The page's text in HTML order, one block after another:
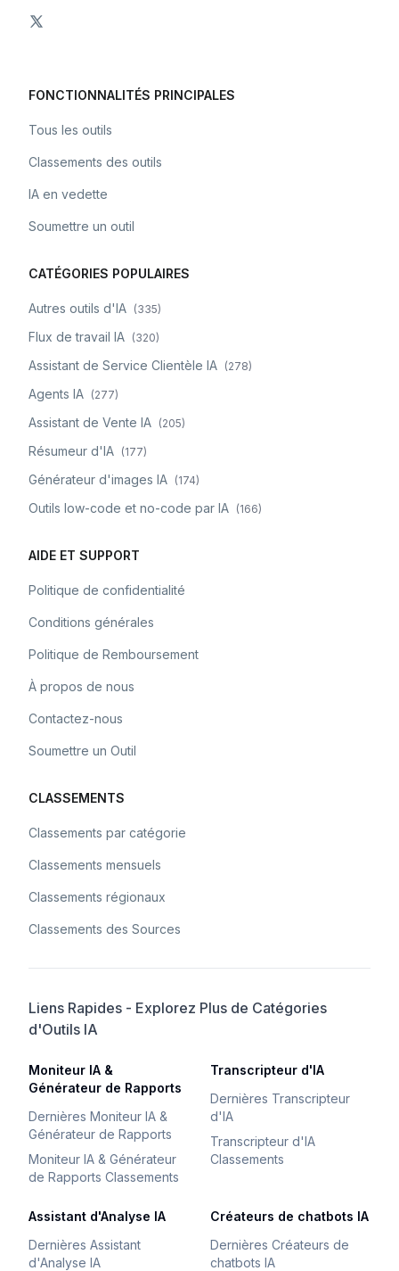
FONCTIONNALITÉS PRINCIPALES
Tous les outils
Classements des outils
IA en vedette
Soumettre un outil
CATÉGORIES POPULAIRES
Autres outils d'IA (335)
Flux de travail IA (320)
Assistant de Service Clientèle IA (278)
Agents IA (277)
Assistant de Vente IA (205)
Résumeur d'IA (177)
Générateur d'images IA (174)
Outils low-code et no-code par IA (166)
AIDE ET SUPPORT
Politique de confidentialité
Conditions générales
Politique de Remboursement
À propos de nous
Contactez-nous
Soumettre un Outil
CLASSEMENTS
Classements par catégorie
Classements mensuels
Classements régionaux
Classements des Sources
Liens Rapides - Explorez Plus de Catégories
d'Outils IA
Moniteur IA &
Générateur de Rapports
Dernières Moniteur IA &
Générateur de Rapports
Moniteur IA & Générateur
de Rapports Classements
Transcripteur d'IA
Dernières Transcripteur
d'IA
Transcripteur d'IA
Classements
Assistant d'Analyse IA
Dernières Assistant
d'Analyse IA
Créateurs de chatbots IA
Dernières Créateurs de
chatbots IA